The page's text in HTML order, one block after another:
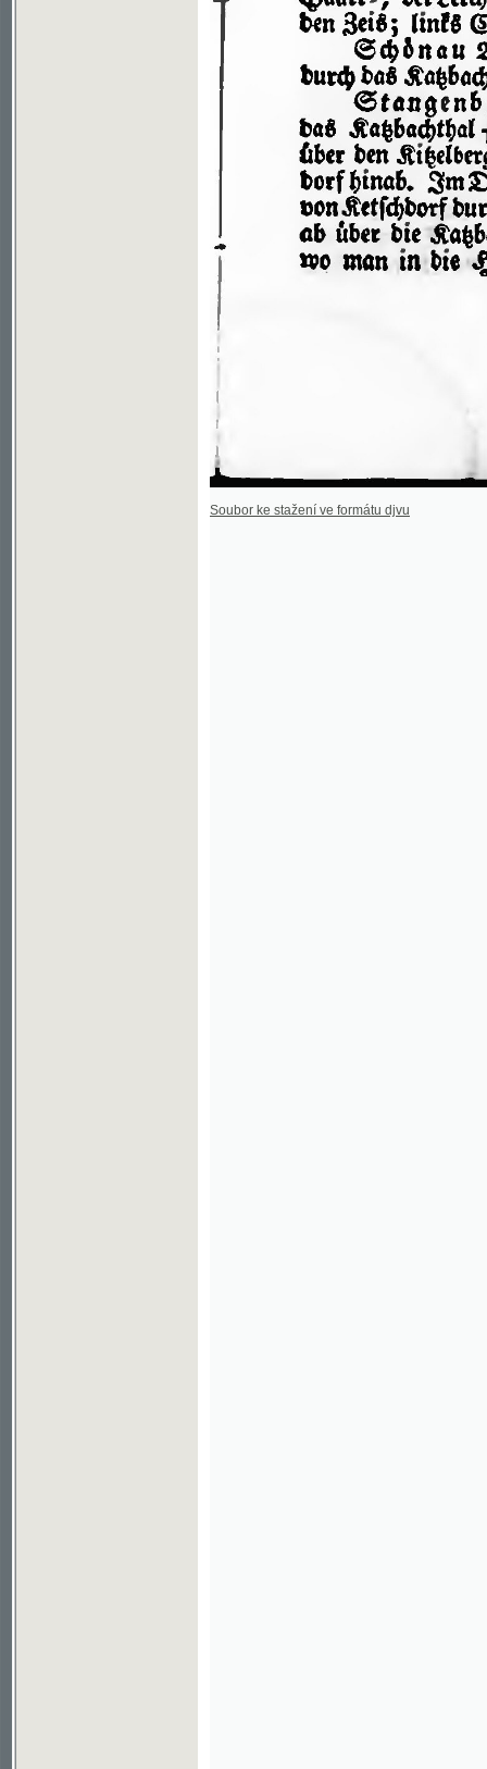
Soubor ke stažení ve formátu djvu